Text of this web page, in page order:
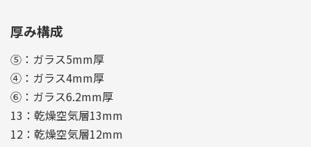
厚み構成
⑤：ガラス5mm厚
④：ガラス4mm厚
⑥：ガラス6.2mm厚
13：乾燥空気層13mm
12：乾燥空気層12mm